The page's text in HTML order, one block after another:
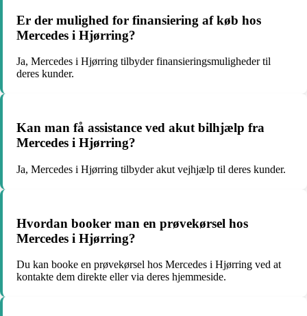
Er der mulighed for finansiering af køb hos
Mercedes i Hjørring?
Ja, Mercedes i Hjørring tilbyder finansieringsmuligheder til
deres kunder.
Kan man få assistance ved akut bilhjælp fra
Mercedes i Hjørring?
Ja, Mercedes i Hjørring tilbyder akut vejhjælp til deres kunder.
Hvordan booker man en prøvekørsel hos
Mercedes i Hjørring?
Du kan booke en prøvekørsel hos Mercedes i Hjørring ved at
kontakte dem direkte eller via deres hjemmeside.